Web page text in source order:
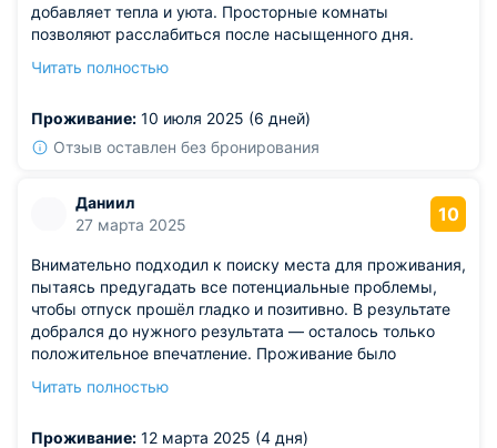
добавляет тепла и уюта. Просторные комнаты
позволяют расслабиться после насыщенного дня.
Из недостатков: минус лишь в том, что по вечерам
Читать полностью
Проживание: 10 июля 2025 (6 дней)
Отзыв оставлен без бронирования
Даниил
27 марта 2025
10
Внимательно подходил к поиску места для проживания,
пытаясь предугадать все потенциальные проблемы,
чтобы отпуск прошёл гладко и позитивно. В результате
добрался до нужного результата — осталось только
положительное впечатление. Проживание было
всеми условиями. Стоимость соответствовала моим
Читать полностью
Проживание: 12 марта 2025 (4 дня)